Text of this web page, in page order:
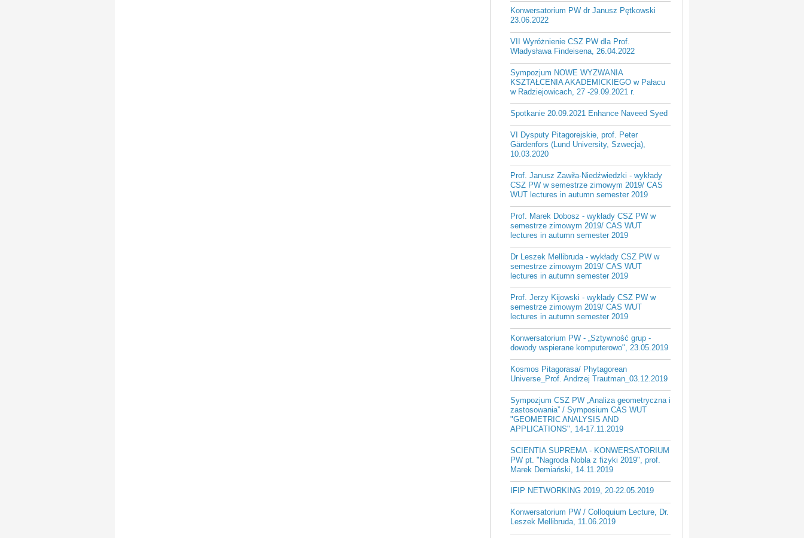
Konwersatorium PW dr Janusz Pętkowski
23.06.2022
VII Wyróżnienie CSZ PW dla Prof.
Władysława Findeisena, 26.04.2022
Sympozjum NOWE WYZWANIA
KSZTAŁCENIA AKADEMICKIEGO w Pałacu
w Radziejowicach, 27 -29.09.2021 r.
Spotkanie 20.09.2021 Enhance Naveed Syed
VI Dysputy Pitagorejskie, prof. Peter
Gärdenfors (Lund University, Szwecja),
10.03.2020
Prof. Janusz Zawiła-Niedźwiedzki - wykłady
CSZ PW w semestrze zimowym 2019/ CAS
WUT lectures in autumn semester 2019
Prof. Marek Dobosz - wykłady CSZ PW w
semestrze zimowym 2019/ CAS WUT
lectures in autumn semester 2019
Dr Leszek Mellibruda - wykłady CSZ PW w
semestrze zimowym 2019/ CAS WUT
lectures in autumn semester 2019
Prof. Jerzy Kijowski - wykłady CSZ PW w
semestrze zimowym 2019/ CAS WUT
lectures in autumn semester 2019
Konwersatorium PW - „Sztywność grup -
dowody wspierane komputerowo", 23.05.2019
Kosmos Pitagorasa/ Phytagorean
Universe_Prof. Andrzej Trautman_03.12.2019
Sympozjum CSZ PW „Analiza geometryczna i
zastosowania” / Symposium CAS WUT
"GEOMETRIC ANALYSIS AND
APPLICATIONS", 14-17.11.2019
SCIENTIA SUPREMA - KONWERSATORIUM
PW pt. "Nagroda Nobla z fizyki 2019", prof.
Marek Demiański, 14.11.2019
IFIP NETWORKING 2019, 20-22.05.2019
Konwersatorium PW / Colloquium Lecture, Dr.
Leszek Mellibruda, 11.06.2019